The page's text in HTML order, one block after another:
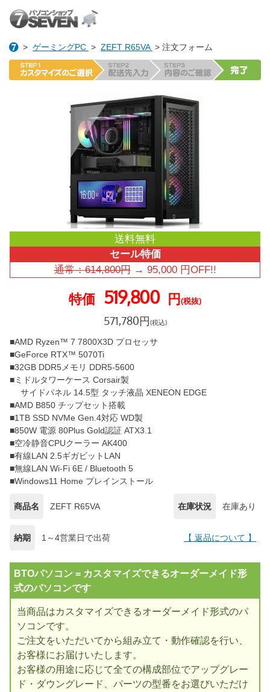
> ゲーミングPC > ZEFT R65VA > 注文フォーム
送料無料
セール特価
通常：614,800円→ 95,000円OFF!!
特価 519,800 円(税抜)
571,780円(税込)
■AMD Ryzen™ 7 7800X3D プロセッサ
■GeForce RTX™ 5070Ti
■32GB DDR5メモリ DDR5-5600
■ミドルタワーケース Corsair製
サイドパネル 14.5型 タッチ液晶 XENEON EDGE
■AMD B850 チップセット搭載
■1TB SSD NVMe Gen.4対応 WD製
■850W 電源 80Plus Gold認証 ATX3.1
■空冷静音CPUクーラー AK400
■有線LAN 2.5ギガビットLAN
■無線LAN Wi-Fi 6E / Bluetooth 5
■Windows11 Home プレインストール
商品名 ZEFT R65VA 在庫状況 在庫あり
納期 1～4営業日で出荷 【 返品について 】
BTOパソコン = カスタマイズできるオーダーメイド形
式のパソコンです
当商品はカスタマイズできるオーダーメイド形式のパ
ソコンです。
ご注文をいただいてから組み立て・動作確認を行い、
お客様にお届けいたします。
お客様の用途に応じて全ての構成部位でアップグレー
ド・ダウングレード、パーツの型番をお選びいただけ